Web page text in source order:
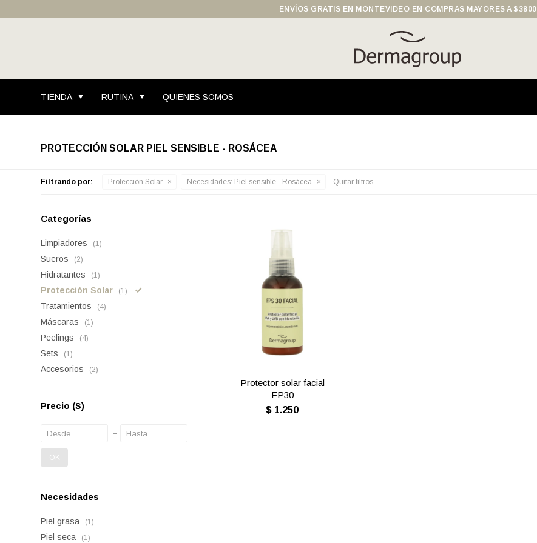
TIENDA RUTINA QUIENES SOMOS
ENVÍOS GRATIS EN MONTEVIDEO EN COMPRAS MAYORES A $3800
PROTECCIÓN SOLAR PIEL SENSIBLE - ROSÁCEA
Filtrando por: Protección Solar Necesidades: Piel sensible - Rosácea Quitar filtros
Protector solar facial
FP30
$ 1.250
Categorías
Limpiadores (1)
Sueros (2)
Hidratantes (1)
Protección Solar (1)
Tratamientos (4)
Máscaras (1)
Peelings (4)
Sets (1)
Accesorios (2)
Precio ($)
OK
Necesidades
Piel grasa (1)
Piel seca (1)